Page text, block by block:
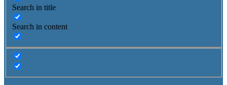
Search in title
Search in content